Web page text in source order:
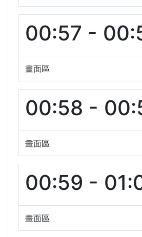
00:57 -
畫面區
00:58 -
畫面區
00:59 -
畫面區